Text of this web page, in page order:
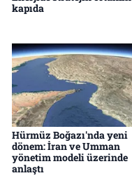
kapıda
Hürmüz Boğazı'nda yeni
dönem: İran ve Umman
yönetim modeli üzerinde
anlaştı